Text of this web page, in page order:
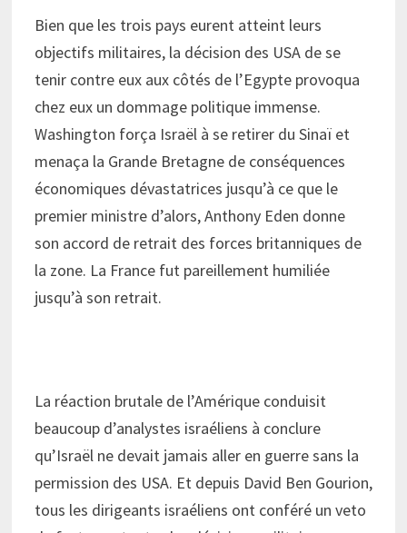
Bien que les trois pays eurent atteint leurs
objectifs militaires, la décision des USA de se
tenir contre eux aux côtés de l’Egypte provoqua
chez eux un dommage politique immense.
Washington força Israël à se retirer du Sinaï et
menaça la Grande Bretagne de conséquences
économiques dévastatrices jusqu’à ce que le
premier ministre d’alors, Anthony Eden donne
son accord de retrait des forces britanniques de
la zone. La France fut pareillement humiliée
jusqu’à son retrait.
La réaction brutale de l’Amérique conduisit
beaucoup d’analystes israéliens à conclure
qu’Israël ne devait jamais aller en guerre sans la
permission des USA. Et depuis David Ben Gourion,
tous les dirigeants israéliens ont conféré un veto